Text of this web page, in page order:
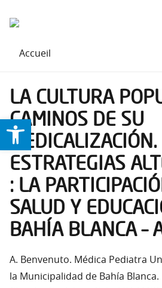
LA CULTURA
CAMINOS DE SU
MEDICALIZACIÓN.
ESTRATEGIAS
: LA
SALUD Y
BAHÍA BLANCA –
A. Benvenuto. Médica Pediatra
la Municipalidad de Bahía
Ouvrir la barre d’outils